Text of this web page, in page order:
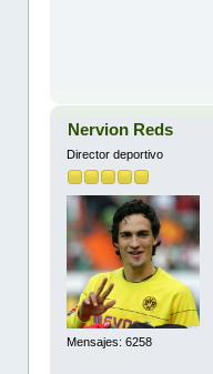
Nervion Reds
Director deportivo
Mensajes: 6258